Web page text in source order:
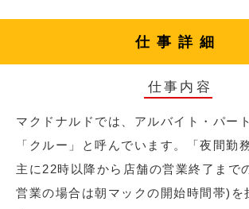
仕事詳細
仕事内容
マクドナルドでは、アルバイト・パー
「クルー」と呼んでいます。「夜間勤
主に22時以降から店舗の営業終了まで
営業の場合は朝マックの開始時間帯)を